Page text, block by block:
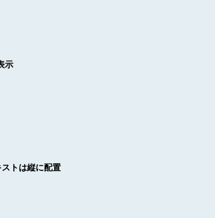
示
トは縦に配置